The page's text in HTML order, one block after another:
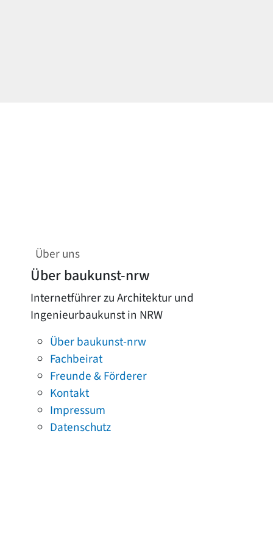
Über uns
Über baukunst-nrw
Internetführer zu Architektur und
Ingenieurbaukunst in NRW
Über baukunst-nrw
Fachbeirat
Freunde & Förderer
Kontakt
Impressum
Datenschutz